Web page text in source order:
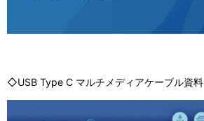
◇USB Type C マルチメディアケーブル資料